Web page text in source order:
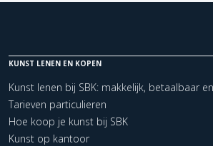
KUNST LENEN EN KOPEN
Kunst lenen bij SBK: makkelijk, betaalbaar
Tarieven particulieren
Hoe koop je kunst bij SBK
Kunst op kantoor